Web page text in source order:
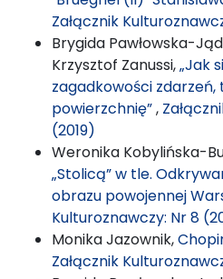
Załącznik
Brygida Pawłowska-
Krzysztof Zanussi,„Jak
zagadkowości zdarzeń,
powierzchnię”,
(2019)
Weronika Kobylińska-
„Stolicą” w tle.
obrazu powojennej
Kulturoznawczy: Nr 8
Monika Jazownik,
Załącznik